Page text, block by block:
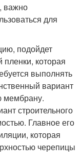
важно
для
подойдет
которая
выполнять
вариант
мембрану.
строительного
Главное его
которая
черепицы